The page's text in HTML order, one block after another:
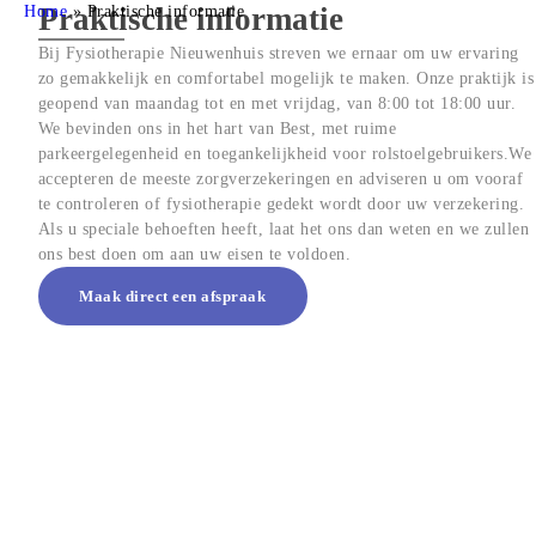
Praktische informatie
Bij Fysiotherapie Nieuwenhuis streven we ernaar om uw ervaring
zo gemakkelijk en comfortabel mogelijk te maken. Onze praktijk is
geopend van maandag tot en met vrijdag, van 8:00 tot 18:00 uur.
We bevinden ons in het hart van Best, met ruime
parkeergelegenheid en toegankelijkheid voor rolstoelgebruikers.We
accepteren de meeste zorgverzekeringen en adviseren u om vooraf
te controleren of fysiotherapie gedekt wordt door uw verzekering.
Als u speciale behoeften heeft, laat het ons dan weten en we zullen
ons best doen om aan uw eisen te voldoen.
Maak direct een afspraak
Home » Praktische informatie